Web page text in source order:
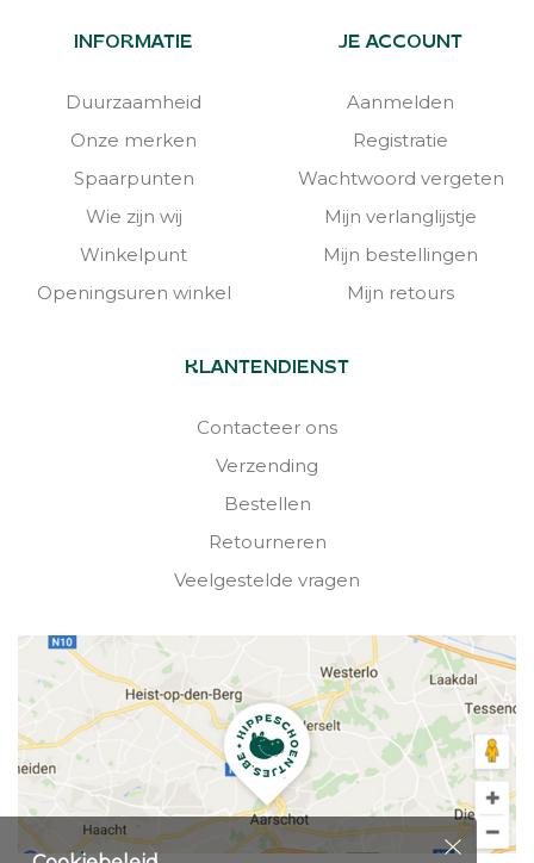
INFORMATIE
Duurzaamheid
Onze merken
Spaarpunten
Wie zijn wij
Winkelpunt
Openingsuren winkel
JE ACCOUNT
Aanmelden
Registratie
Wachtwoord vergeten
Mijn verlanglijstje
Mijn bestellingen
Mijn retours
KLANTENDIENST
Contacteer ons
Verzending
Bestellen
Retourneren
Veelgestelde vragen